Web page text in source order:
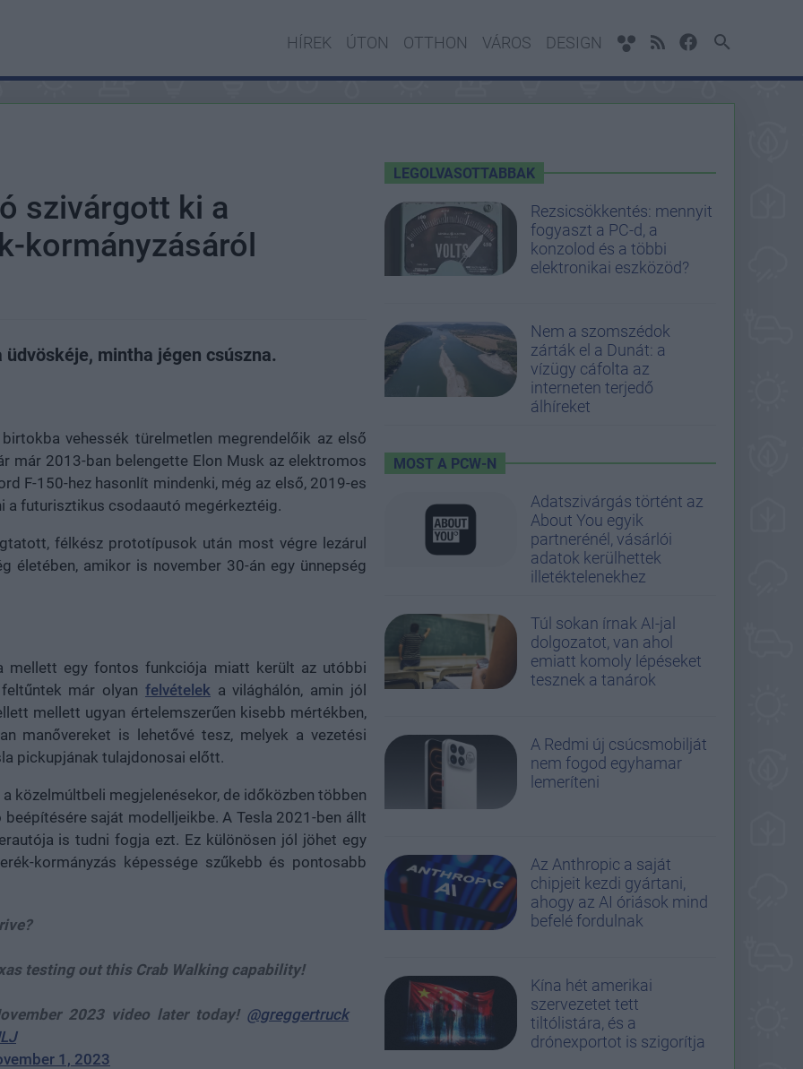
HÍREK ÚTON OTTHON VÁROS DESIGN
szivárgott ki a
kormányzásáról
mintha jégen csúszna.
vehessék türelmetlen megrendelőik az első
már 2013-ban belengette Elon Musk az elektromos
F-150-hez hasonlít mindenki, még az első, 2019-es
a futurisztikus csodaautó megérkeztéig.
félkész prototípusok után most végre lezárul
életében, amikor is november 30-án egy ünnepség
mellett egy fontos funkciója miatt került az utóbbi
már olyan felvételeka világhálón, amin jól
mellett ugyan értelemszerűen kisebb mértékben,
manővereket is lehetővé tesz, melyek a vezetési
pickupjának tulajdonosai előtt.
közelmúltbeli megjelenésekor, de időközben többen
saját modelljeikbe. A Tesla 2021-ben állt
is tudni fogja ezt. Ez különösen jól jöhet egy
kormányzás képessége szűkebb és pontosabb
testing out this Crab Walking capability!
2023 video later today! @greggertruck
1, 2023
LEGOLVASOTTABBAK
Rezsicsökkentés: mennyit
fogyaszt a PC-d, a
konzolod és a többi
elektronikai eszközöd?
Nem a szomszédok
zárták el a Dunát: a
vízügy cáfolta az
interneten terjedő
álhíreket
MOST A PCW-N
Adatszivárgás történt az
About You egyik
partnerénél, vásárlói
adatok kerülhettek
illetéktelenekhez
Túl sokan írnak AI-jal
dolgozatot, van ahol
emiatt komoly lépéseket
tesznek a tanárok
A Redmi új csúcsmobilját
nem fogod egyhamar
lemeríteni
Az Anthropic a saját
chipjeit kezdi gyártani,
ahogy az AI óriások mind
befelé fordulnak
Kína hét amerikai
szervezetet tett
tiltólistára, és a
drónexportot is szigorítja